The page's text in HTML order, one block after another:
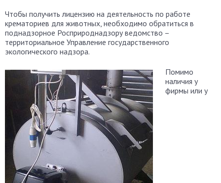
Чтобы получить лицензию на деятельность по работе
крематориев для животных, необходимо обратиться в
поднадзорное Росприроднадзору ведомство –
территориальное Управление государственного
экологического надзора.
Помимо
наличия у
фирмы или у